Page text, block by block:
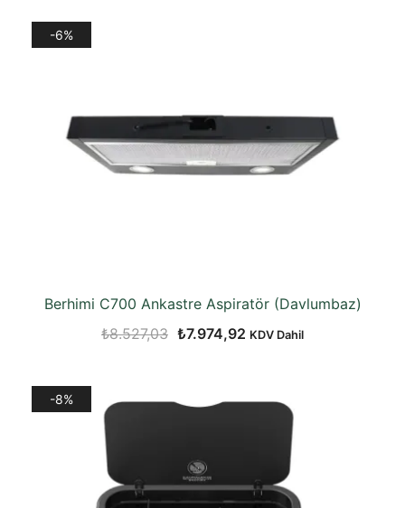
-6%
Berhimi C700 Ankastre Aspiratör (Davlumbaz)
₺8.527,03 Orijinal
₺7.974,92 Şu
₺7.974,92.
KDV Dahil
-8%